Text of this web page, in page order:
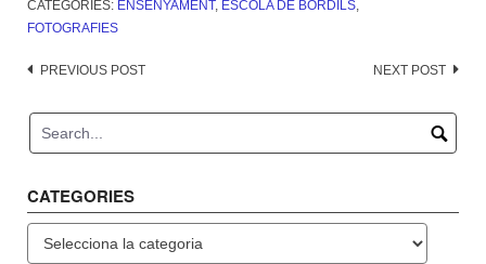
CATEGORIES: ENSENYAMENT, ESCOLA DE BORDILS,
FOTOGRAFIES
Post
PREVIOUS POST NEXT POST
CATEGORIES